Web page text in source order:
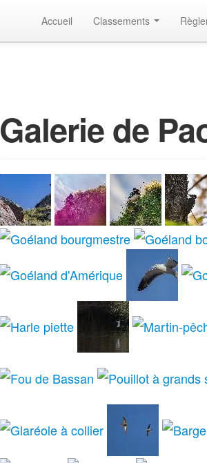
Accueil Classements
Galerie de